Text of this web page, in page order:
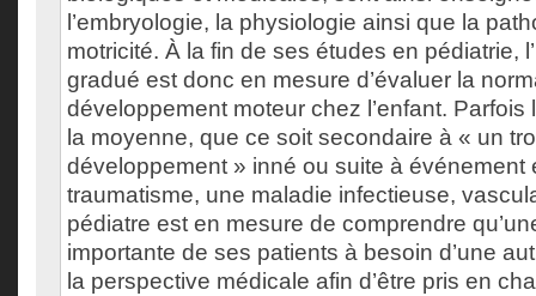
l’embryologie, la physiologie ainsi que la
motricité. À la fin de ses études en pédiatrie,
gradué est donc en mesure d’évaluer la
développement moteur chez l’enfant. Parfois
la moyenne, que ce soit secondaire à « un
développement » inné ou suite à événement
traumatisme, une maladie infectieuse,
pédiatre est en mesure de comprendre
importante de ses patients à besoin d’une
la perspective médicale afin d’être pris en